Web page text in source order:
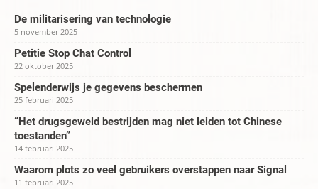
De militarisering van technologie
5 november 2025
Petitie Stop Chat Control
22 oktober 2025
Spelenderwijs je gegevens beschermen
25 februari 2025
“Het drugsgeweld bestrijden mag niet leiden tot Chinese
toestanden”
14 februari 2025
Waarom plots zo veel gebruikers overstappen naar Signal
11 februari 2025